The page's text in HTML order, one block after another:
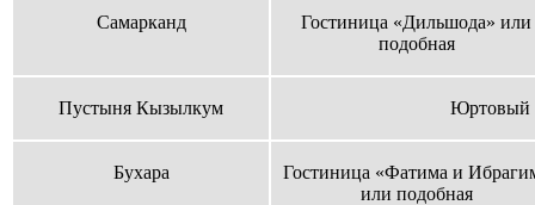
Самарканд
Гостиница «Дильшода» или
подобная
Пустыня Кызылкум Юртовый
Бухара
Гостиница «Фатима и
или подобная